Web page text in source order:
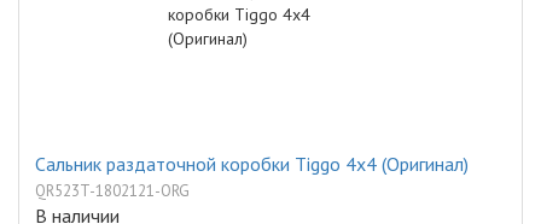
Сальник раздаточной коробки Tiggo 4x4 (Оригинал)
QR523T-1802121-ORG
В наличии